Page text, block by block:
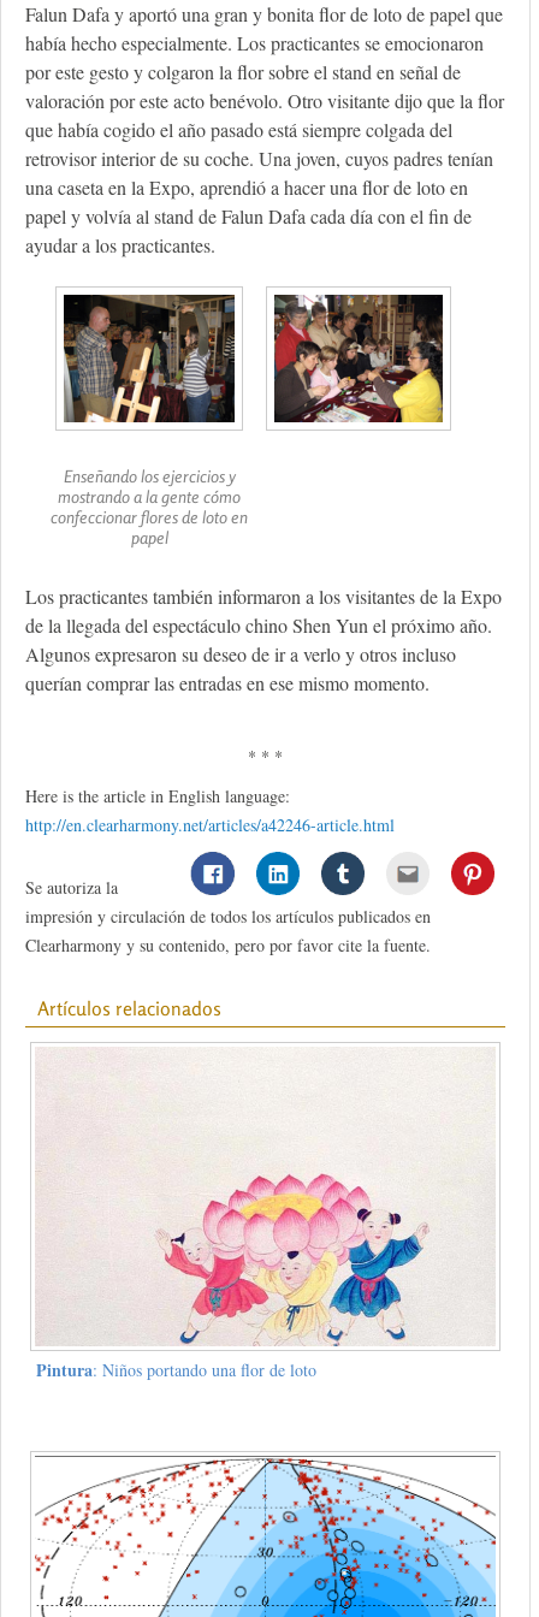
Falun Dafa y aportó una gran y bonita flor de loto de papel que
había hecho especialmente. Los practicantes se emocionaron
por este gesto y colgaron la flor sobre el stand en señal de
valoración por este acto benévolo. Otro visitante dijo que la flor
que había cogido el año pasado está siempre colgada del
retrovisor interior de su coche. Una joven, cuyos padres tenían
una caseta en la Expo, aprendió a hacer una flor de loto en
papel y volvía al stand de Falun Dafa cada día con el fin de
ayudar a los practicantes.
Enseñando los ejercicios y
mostrando a la gente cómo
confeccionar flores de loto en
papel
Los practicantes también informaron a los visitantes de la Expo
de la llegada del espectáculo chino Shen Yun el próximo año.
Algunos expresaron su deseo de ir a verlo y otros incluso
querían comprar las entradas en ese mismo momento.
* * *
Here is the article in English language:
http://en.clearharmony.net/articles/a42246-article.html
Se autoriza la
impresión y circulación de todos los artículos publicados en
Clearharmony y su contenido, pero por favor cite la fuente.
Artículos relacionados
Pintura: Niños portando una flor de loto